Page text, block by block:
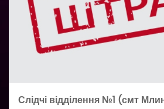
Слідчі відділення №1 (смт